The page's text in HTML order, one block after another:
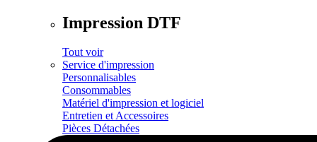
Impression DTF
Tout voir
Service d'impression
Personnalisables
Consommables
Matériel d'impression et logiciel
Entretien et Accessoires
Pièces Détachées